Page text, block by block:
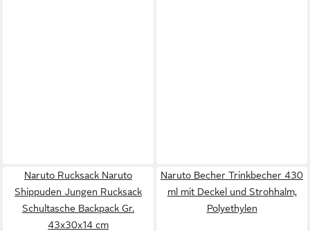
Naruto Rucksack Naruto
Shippuden Jungen Rucksack
Schultasche Backpack Gr.
43x30x14 cm
Naruto Becher Trinkbecher 430
ml mit Deckel und Strohhalm,
Polyethylen